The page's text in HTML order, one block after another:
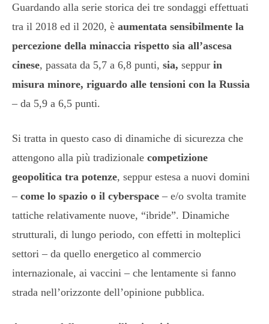
Guardando alla serie storica dei tre sondaggi effettuati
tra il 2018 ed il 2020, è aumentata sensibilmente la
percezione della minaccia rispetto sia all’ascesa
cinese, passata da 5,7 a 6,8 punti, sia, seppur in
misura minore, riguardo alle tensioni con la Russia
– da 5,9 a 6,5 punti.
Si tratta in questo caso di dinamiche di sicurezza che
attengono alla più tradizionale competizione
geopolitica tra potenze, seppur estesa a nuovi domini
– come lo spazio o il cyberspace – e/o svolta tramite
tattiche relativamente nuove, “ibride”. Dinamiche
strutturali, di lungo periodo, con effetti in molteplici
settori – da quello energetico al commercio
internazionale, ai vaccini – che lentamente si fanno
strada nell’orizzonte dell’opinione pubblica.